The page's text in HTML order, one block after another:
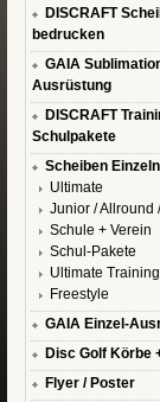
DISCRAFT
bedrucken
GAIA
Ausrüstung
DISCRAFT
Schulpakete
Scheiben Einzeln
Ultimate
Junior / Allround
Schule + Verein
Schul-Pakete
Ultimate
Freestyle
GAIA Einzel-
Disc Golf Körbe
Flyer / Poster